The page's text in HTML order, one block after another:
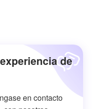
de
en contacto